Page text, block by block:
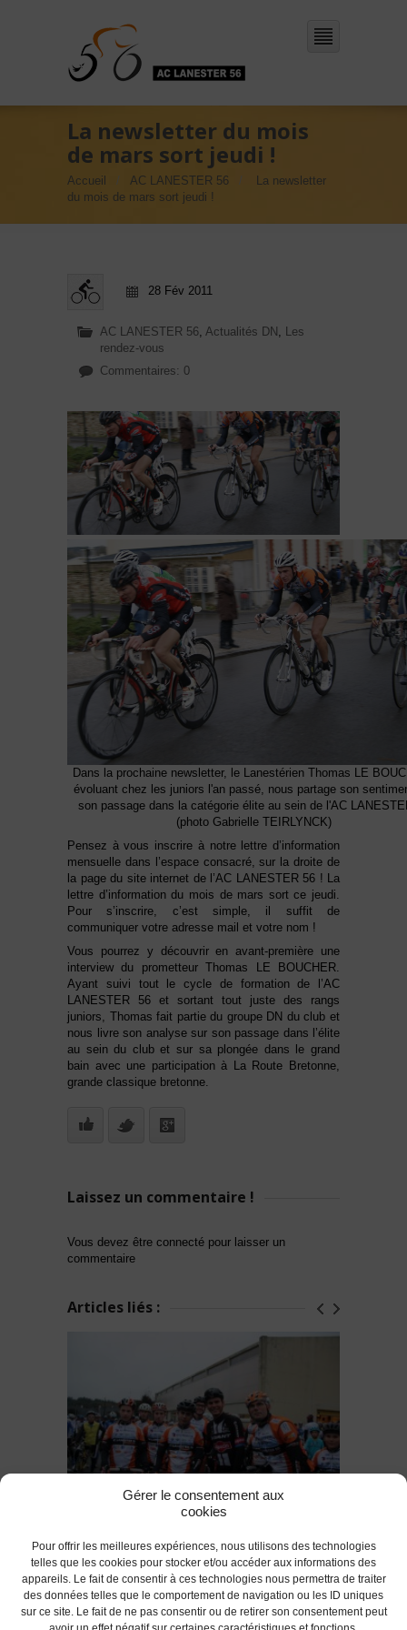
Gérer le consentement aux
cookies
Pour offrir les meilleures expériences, nous utilisons des technologies
telles que les cookies pour stocker et/ou accéder aux informations des
appareils. Le fait de consentir à ces technologies nous permettra de traiter
des données telles que le comportement de navigation ou les ID uniques
sur ce site. Le fait de ne pas consentir ou de retirer son consentement peut
La newsletter du mois
de mars sort jeudi !
Accueil AC LANESTER 56
La newsletter
du mois de mars sort jeudi !
28 Fév 2011
AC LANESTER 56, Actualités DN , Les
rendez-vous
Commentaires: 0
Dans la prochaine newsletter, le Lanestérien Thomas LE
évoluant chez les juniors l'an passé, nous partage son
son passage dans la catégorie élite au sein de l'AC
(photo Gabrielle TEIRLYNCK)
Pensez à vous inscrire à notre lettre d’information
mensuelle dans l’espace consacré, sur la droite de
la page du site internet de l’AC LANESTER 56 ! La
lettre d’information du mois de mars sort ce jeudi.
Pour s’inscrire, c’est simple, il suffit de
communiquer votre adresse mail et votre nom !
Vous pourrez y découvrir en avant-première une
interview du prometteur Thomas LE BOUCHER.
Ayant suivi tout le cycle de formation de l’AC
LANESTER 56 et sortant tout juste des rangs
juniors, Thomas fait partie du groupe DN du club et
nous livre son analyse sur son passage dans l’élite
au sein du club et sur sa plongée dans le grand
bain avec une participation à La Route Bretonne,
grande classique bretonne.
Laissez un commentaire !
Vous devez être connecté pour laisser un
commentaire
Articles liés :
L'AC Lanester 56 solidaire ! présent
lors de la première rando "La Warren
Barguil"
RETOUR